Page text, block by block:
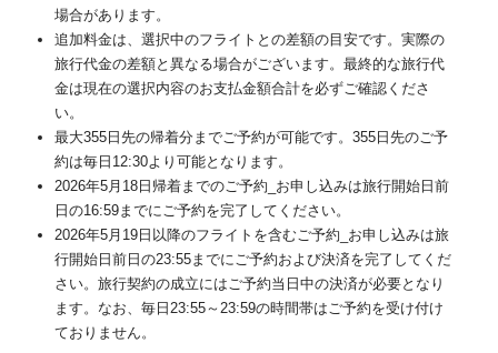
場合があります。
追加料金は、選択中のフライトとの差額の目安です。実際の
旅行代金の差額と異なる場合がございます。最終的な旅行代
金は現在の選択内容のお支払金額合計を必ずご確認くださ
い。
最大355日先の帰着分までご予約が可能です。355日先のご予
約は毎日12:30より可能となります。
2026年5月18日帰着までのご予約_お申し込みは旅行開始日前
日の16:59までにご予約を完了してください。
2026年5月19日以降のフライトを含むご予約_お申し込みは旅
行開始日前日の23:55までにご予約および決済を完了してくだ
さい。旅行契約の成立にはご予約当日中の決済が必要となり
ます。なお、毎日23:55～23:59の時間帯はご予約を受け付け
ておりません。